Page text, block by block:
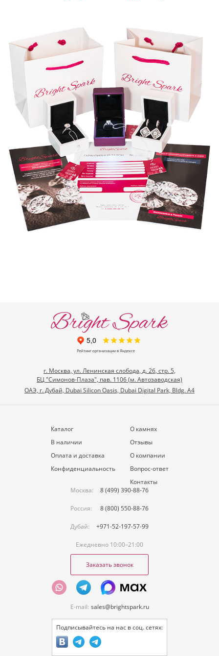
г. Москва, ул. Ленинская слобода, д. 26, стр. 5,
БЦ "Симонов-Плаза", пав. 1106 (м. Автозаводская)
ОАЭ, г. Дубай, Dubai Silicon Oasis, Dubai Digital Park, Bldg. A4
Каталог
В наличии
Оплата и доставка
Конфиденциальность
О камнях
Отзывы
О компании
Вопрос-ответ
Контакты
Москва:
8 (499) 390-88-76
Россия: 8 (800) 550-88-76
Дубай: +971-52-197-57-99
Ежедневно 10:00–21:00
Заказать звонок
E-mail: sales@brightspark.ru
Подписывайтесь на нас в соц. сетях: